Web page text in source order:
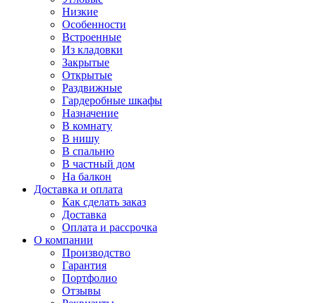
Низкие
Особенности
Встроенные
Из кладовки
Закрытые
Открытые
Раздвижные
Гардеробные шкафы
Назначение
В комнату
В нишу
В спальню
В частный дом
На балкон
Доставка и оплата
Как сделать заказ
Доставка
Оплата и рассрочка
О компании
Производство
Гарантия
Портфолио
Отзывы